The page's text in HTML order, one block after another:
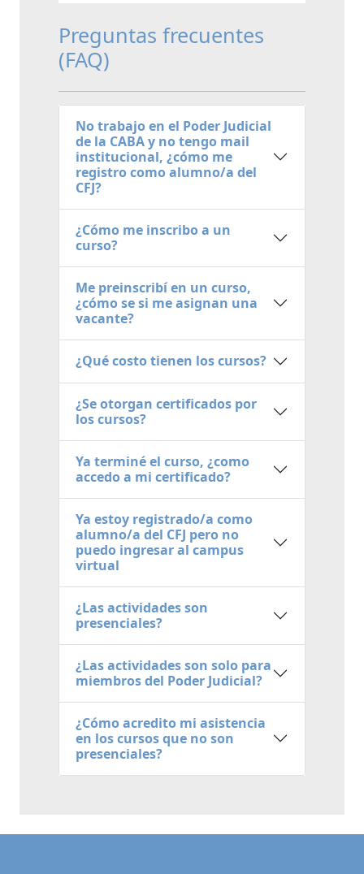
Preguntas frecuentes
(FAQ)
No trabajo en el Poder Judicial
de la CABA y no tengo mail
institucional, ¿cómo me
registro como alumno/a del
CFJ?
¿Cómo me inscribo a un
curso?
Me preinscribí en un curso,
¿cómo se si me asignan una
vacante?
¿Qué costo tienen los cursos?
¿Se otorgan certificados por
los cursos?
Ya terminé el curso, ¿como
accedo a mi certificado?
Ya estoy registrado/a como
alumno/a del CFJ pero no
puedo ingresar al campus
virtual
¿Las actividades son
presenciales?
¿Las actividades son solo para
miembros del Poder Judicial?
¿Cómo acredito mi asistencia
en los cursos que no son
presenciales?